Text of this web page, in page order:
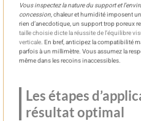
Vous inspectez la nature du support et
concession, chaleur et humidité imposent
rien d’anecdotique, un support trop poreux
taille choisie dicte la réussite de l’équilibre
verticale. En bref, anticipez la compatibilité
parfois à un millimètre. Vous assumez la
même dans les recoins inaccessibles.
Les étapes
résultat optimal